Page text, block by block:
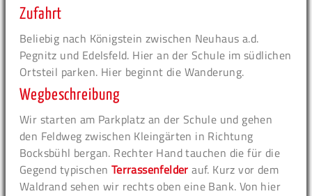
Zufahrt
Beliebig nach Königstein zwischen Neuhaus a.d.
Pegnitz und Edelsfeld. Hier an der Schule im südlichen
Ortsteil parken. Hier beginnt die Wanderung.
Wegbeschreibung
Wir starten am Parkplatz an der Schule und gehen
den Feldweg zwischen Kleingärten in Richtung
Bocksbühl bergan. Rechter Hand tauchen die für die
Gegend typischen Terrassenfelder auf. Kurz vor dem
Waldrand sehen wir rechts oben eine Bank. Von hier